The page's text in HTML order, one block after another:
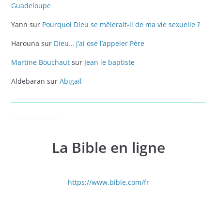
Guadeloupe
Yann sur Pourquoi Dieu se mêlerait-il de ma vie sexuelle ?
Harouna sur Dieu… j’ai osé l’appeler Père
Martine Bouchautsur Jean le baptiste
Aldebaran sur Abigaïl
La Bible en ligne
https://www.bible.com/fr